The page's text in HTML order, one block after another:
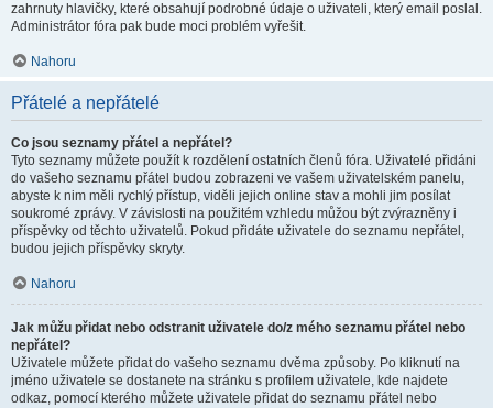
zahrnuty hlavičky, které obsahují podrobné údaje o uživateli, který email poslal.
Administrátor fóra pak bude moci problém vyřešit.
Nahoru
Přátelé a nepřátelé
Co jsou seznamy přátel a nepřátel?
Tyto seznamy můžete použít k rozdělení ostatních členů fóra. Uživatelé přidáni
do vašeho seznamu přátel budou zobrazeni ve vašem uživatelském panelu,
abyste k nim měli rychlý přístup, viděli jejich online stav a mohli jim posílat
soukromé zprávy. V závislosti na použitém vzhledu můžou být zvýrazněny i
příspěvky od těchto uživatelů. Pokud přidáte uživatele do seznamu nepřátel,
budou jejich příspěvky skryty.
Nahoru
Jak můžu přidat nebo odstranit uživatele do/z mého seznamu přátel nebo
nepřátel?
Uživatele můžete přidat do vašeho seznamu dvěma způsoby. Po kliknutí na
jméno uživatele se dostanete na stránku s profilem uživatele, kde najdete
odkaz, pomocí kterého můžete uživatele přidat do seznamu přátel nebo